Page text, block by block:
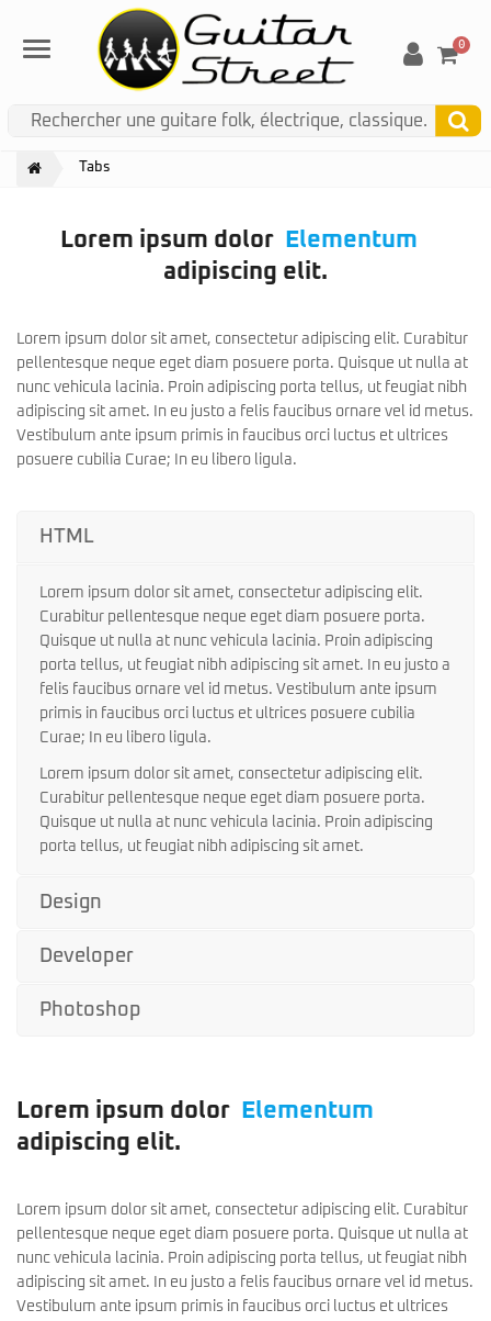
Menu 0
Tabs
Lorem ipsum dolor
Elementum
Consectetur
adipiscing elit.
Lorem ipsum dolor sit amet, consectetur adipiscing elit. Curabitur
pellentesque neque eget diam posuere porta. Quisque ut nulla at
nunc vehicula lacinia. Proin adipiscing porta tellus, ut feugiat nibh
adipiscing sit amet. In eu justo a felis faucibus ornare vel id metus.
Vestibulum ante ipsum primis in faucibus orci luctus et ultrices
posuere cubilia Curae; In eu libero ligula.
HTML
Lorem ipsum dolor sit amet, consectetur adipiscing elit.
Curabitur pellentesque neque eget diam posuere porta.
Quisque ut nulla at nunc vehicula lacinia. Proin adipiscing
porta tellus, ut feugiat nibh adipiscing sit amet. In eu justo a
felis faucibus ornare vel id metus. Vestibulum ante ipsum
primis in faucibus orci luctus et ultrices posuere cubilia
Curae; In eu libero ligula.
Lorem ipsum dolor sit amet, consectetur adipiscing elit.
Curabitur pellentesque neque eget diam posuere porta.
Quisque ut nulla at nunc vehicula lacinia. Proin adipiscing
porta tellus, ut feugiat nibh adipiscing sit amet.
Design
Developer
Photoshop
Lorem ipsum dolor
Elementum
adipiscing elit.
Lorem ipsum dolor sit amet, consectetur adipiscing elit. Curabitur
pellentesque neque eget diam posuere porta. Quisque ut nulla at
nunc vehicula lacinia. Proin adipiscing porta tellus, ut feugiat nibh
adipiscing sit amet. In eu justo a felis faucibus ornare vel id metus.
Vestibulum ante ipsum primis in faucibus orci luctus et ultrices